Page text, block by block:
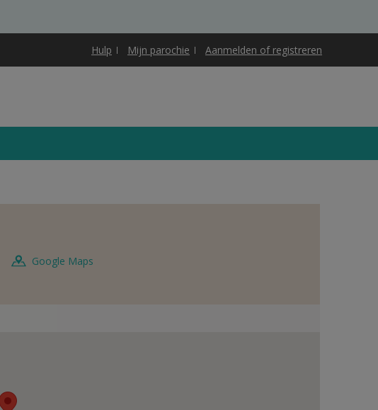
Hulp Mijn parochie Aanmelden of registreren
Google Maps